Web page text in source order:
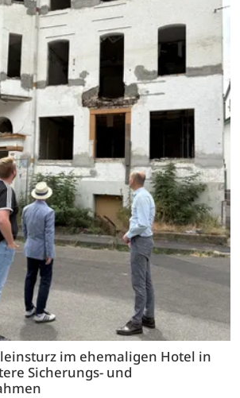
im ehemaligen Hotel in
Sicherungs- und